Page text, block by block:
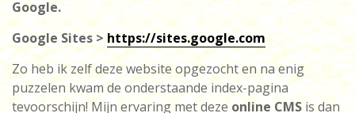
Google.
Google Sites >https://sites.google.com
Zo heb ik zelf deze website opgezocht en na enig
puzzelen kwam de onderstaande index-pagina
tevoorschijn! Mijn ervaring met deze online CMS is dan